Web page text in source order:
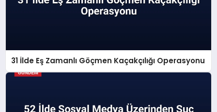
31 İlde Eş Zamanlı Göçmen Kaçakçılığı Operasyonu